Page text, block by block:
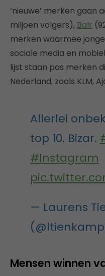
‘nieuwe’ merken gaan
miljoen volgers), Balr
merken waarmee
sociale media en
lijst staan pas merken
Nederland, zoals KLM,
Allerlei
top 10. Bizar.
#Instagram
— Laurens
Mensen winnen